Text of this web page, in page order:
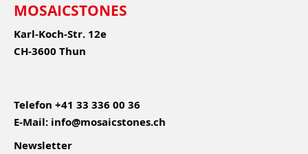
MOSAICSTONES
Karl-Koch-Str. 12e
CH-3600 Thun
Telefon +41 33 336 00 36
E-Mail: info@mosaicstones.ch
Newsletter